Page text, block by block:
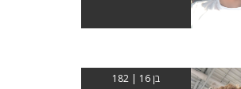
בן 16 | 182